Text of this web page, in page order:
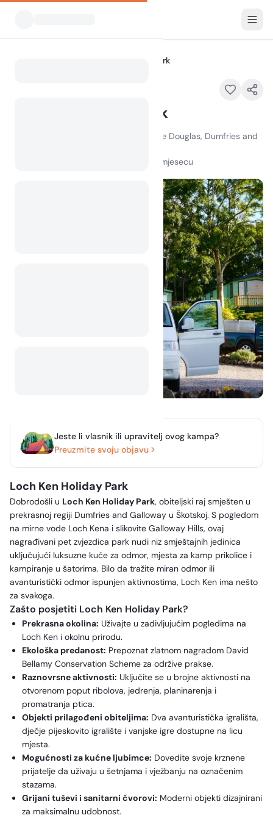
Loch Ken Holiday Park
Loch Ken Holiday Park
Loch Ken Holiday Park, Parton, Castle Douglas, Dumfries and
pregleda u posljednjem mjesecu
Jeste li vlasnik ili upravitelj ovog kampa?
Preuzmite svoju objavu
Loch Ken Holiday Park
Dobrodošli u Loch Ken Holiday Park, obiteljski raj smješten u
prekrasnoj regiji Dumfries and Galloway u Škotskoj. S pogledom
na mirne vode Loch Kena i slikovite Galloway Hills, ovaj
nagrađivani pet zvjezdica park nudi niz smještajnih jedinica
uključujući luksuzne kuće za odmor, mjesta za kamp prikolice i
kampiranje u šatorima. Bilo da tražite miran odmor ili
avanturistički odmor ispunjen aktivnostima, Loch Ken ima nešto
za svakoga.
Zašto posjetiti Loch Ken Holiday Park?
Prekrasna okolina: Uživajte u zadivljujućim pogledima na
Loch Ken i okolnu prirodu.
Ekološka predanost: Prepoznat zlatnom nagradom David
Bellamy Conservation Scheme za održive prakse.
Raznovrsne aktivnosti: Uključite se u brojne aktivnosti na
otvorenom poput ribolova, jedrenja, planinarenja i
promatranja ptica.
Objekti prilagođeni obiteljima: Dva avanturistička igrališta,
dječje pijeskovito igralište i vanjske igre dostupne na licu
mjesta.
Mogućnosti za kućne ljubimce: Dovedite svoje krznene
prijatelje da uživaju u šetnjama i vježbanju na označenim
stazama.
Grijani tuševi i sanitarni čvorovi: Moderni objekti dizajnirani
za maksimalnu udobnost.